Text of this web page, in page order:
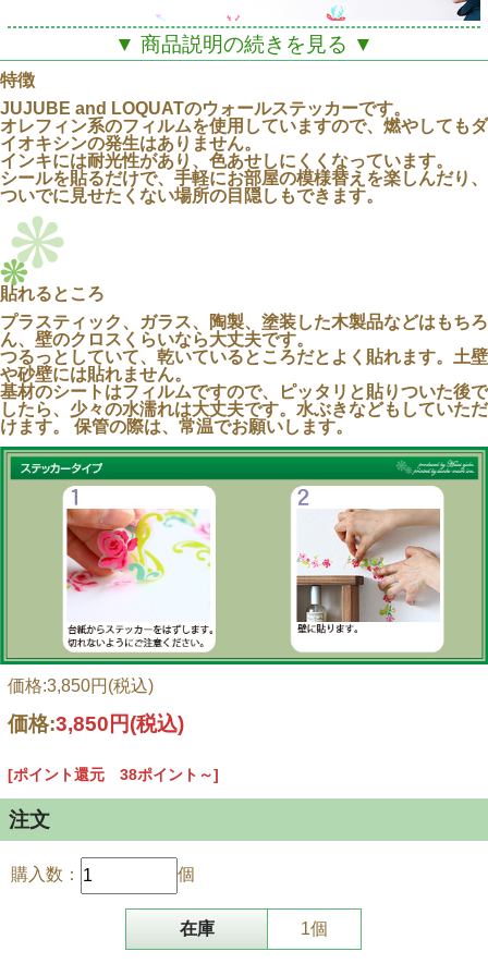
JUJUBE and LOQUATの「動物とサボテン」が
大きなサイズ（A2）になって登場です！
パステルカラーの動物たちが、
遊びまわっているようにのびのびと貼ってみてくださ
いね♪
▼ 商品説明の続きを見る ▼
特徴
JUJUBE and LOQUATのウォールステッカーです。
オレフィン系のフィルムを使用していますので、燃やしてもダ
イオキシンの発生はありません。
インキには耐光性があり、色あせしにくくなっています。
シールを貼るだけで、手軽にお部屋の模様替えを楽しんだり、
ついでに見せたくない場所の目隠しもできます。
貼れるところ
プラスティック、ガラス、陶製、塗装した木製品などはもちろ
ん、壁のクロスくらいなら大丈夫です。
つるっとしていて、乾いているところだとよく貼れます。土壁
や砂壁には貼れません。
基材のシートはフィルムですので、ピッタリと貼りついた後で
したら、少々の水濡れは大丈夫です。水ぶきなどもしていただ
けます。 保管の際は、常温でお願いします。
価格:3,850円(税込)
価格:3,850円(税込)
[ポイント還元 38ポイント～]
注文
購入数： 個
在庫 1個